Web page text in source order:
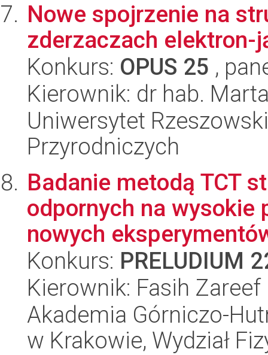
Nowe spojrzenie na
zderzaczach elektron-
Konkurs: OPUS 25 ,
Kierownik: dr hab.
Uniwersytet
Przyrodniczych
Badanie metodą TCT
odpornych na wysokie
nowych
Konkurs: PRELUDIUM
Kierownik: Fasih Zareef
Akademia Górniczo-
w Krakowie, Wydział